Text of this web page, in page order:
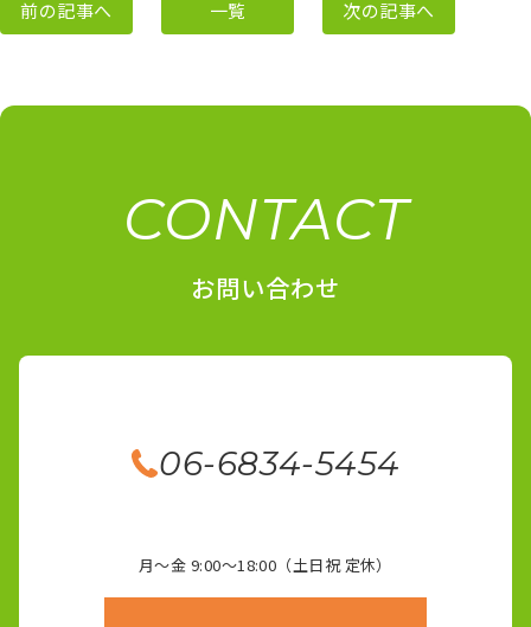
前の記事へ 一覧 次の記事へ
CONTACT
お問い合わせ
06-6834-5454
月～金 9:00～18:00（土日祝 定休）